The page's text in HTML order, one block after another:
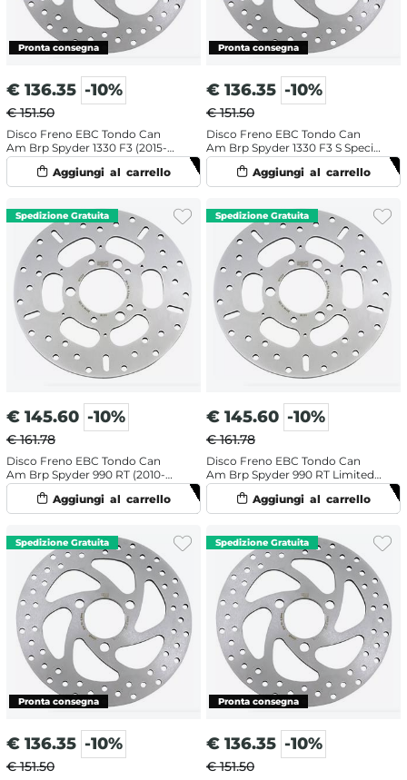
€ 136.35 -10%
€ 151.50
Disco Freno EBC Tondo Can
Am Brp Spyder 1330 F3 (2015-
2017) Anteriore
€ 136.35 -10%
€ 151.50
Disco Freno EBC Tondo Can
Am Brp Spyder 1330 F3 S Special
(2016) Anteriore
€ 145.60 -10%
€ 161.78
Disco Freno EBC Tondo Can
Am Brp Spyder 990 RT (2010-
2012) Posteriore
€ 145.60 -10%
€ 161.78
Disco Freno EBC Tondo Can
Am Brp Spyder 990 RT Limited
(2011-2012) Posteriore
€ 136.35 -10%
€ 151.50
€ 136.35 -10%
€ 151.50